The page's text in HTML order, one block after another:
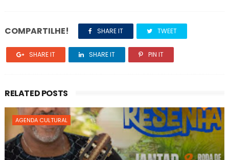
COMPARTILHE! SHARE IT TWEET
SHARE IT SHARE IT PIN IT
RELATED POSTS
AGENDA CULTURAL